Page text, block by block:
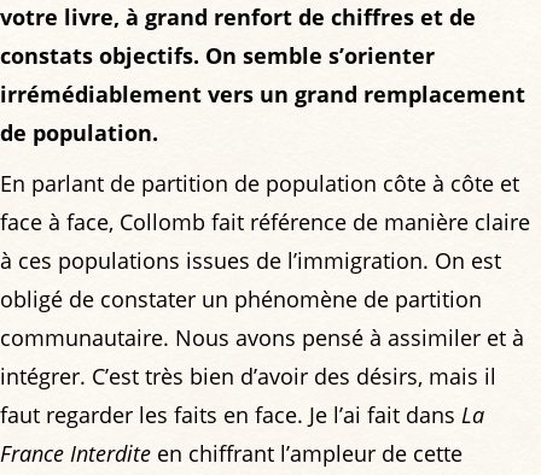
votre livre, à grand renfort de chiffres et de
constats objectifs. On semble s’orienter
irrémédiablement vers un grand remplacement
de population.
En parlant de partition de population côte à côte et
face à face, Collomb fait référence de manière claire
à ces populations issues de l’immigration. On est
obligé de constater un phénomène de partition
communautaire. Nous avons pensé à assimiler et à
intégrer. C’est très bien d’avoir des désirs, mais il
faut regarder les faits en face. Je l’ai fait dans La
France Interdite en chiffrant l’ampleur de cette